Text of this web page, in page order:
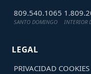
809.540.1065
SANTO DOMINGO INTERIOR
LEGAL
PRIVACIDAD COOKIES